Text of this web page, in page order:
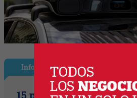
InfoShow
15 primaveras tienes